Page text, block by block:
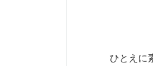
ひとえに